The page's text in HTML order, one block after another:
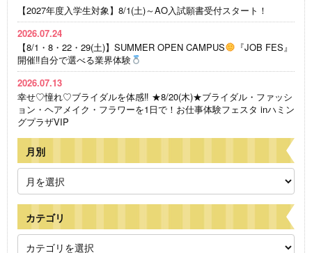
【2027年度入学生対象】8/1(土)～AO入試願書受付スタート！
2026.07.24
【8/1・8・22・29(土)】SUMMER OPEN CAMPUS
『JOB FES』
開催‼自分で選べる業界体験
2026.07.13
幸せ♡憧れ♡ブライダルを体感‼ ★8/20(木)★ブライダル・ファッシ
ョン・ヘアメイク・フラワーを1日で！お仕事体験フェスタ inハミン
グプラザVIP
月別
カテゴリ